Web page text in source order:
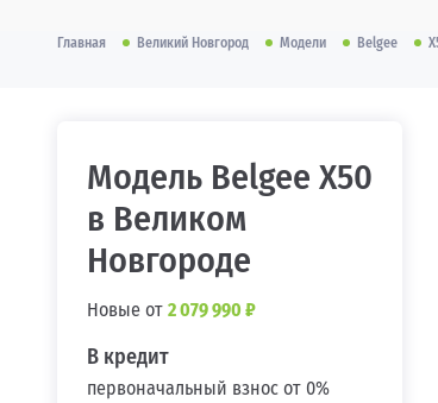
Главная Великий Новгород Модели Belgee
Модель Belgee X50
в Великом
Новгороде
Новые от 2 079 990 ₽
В кредит
первоначальный взнос от 0%